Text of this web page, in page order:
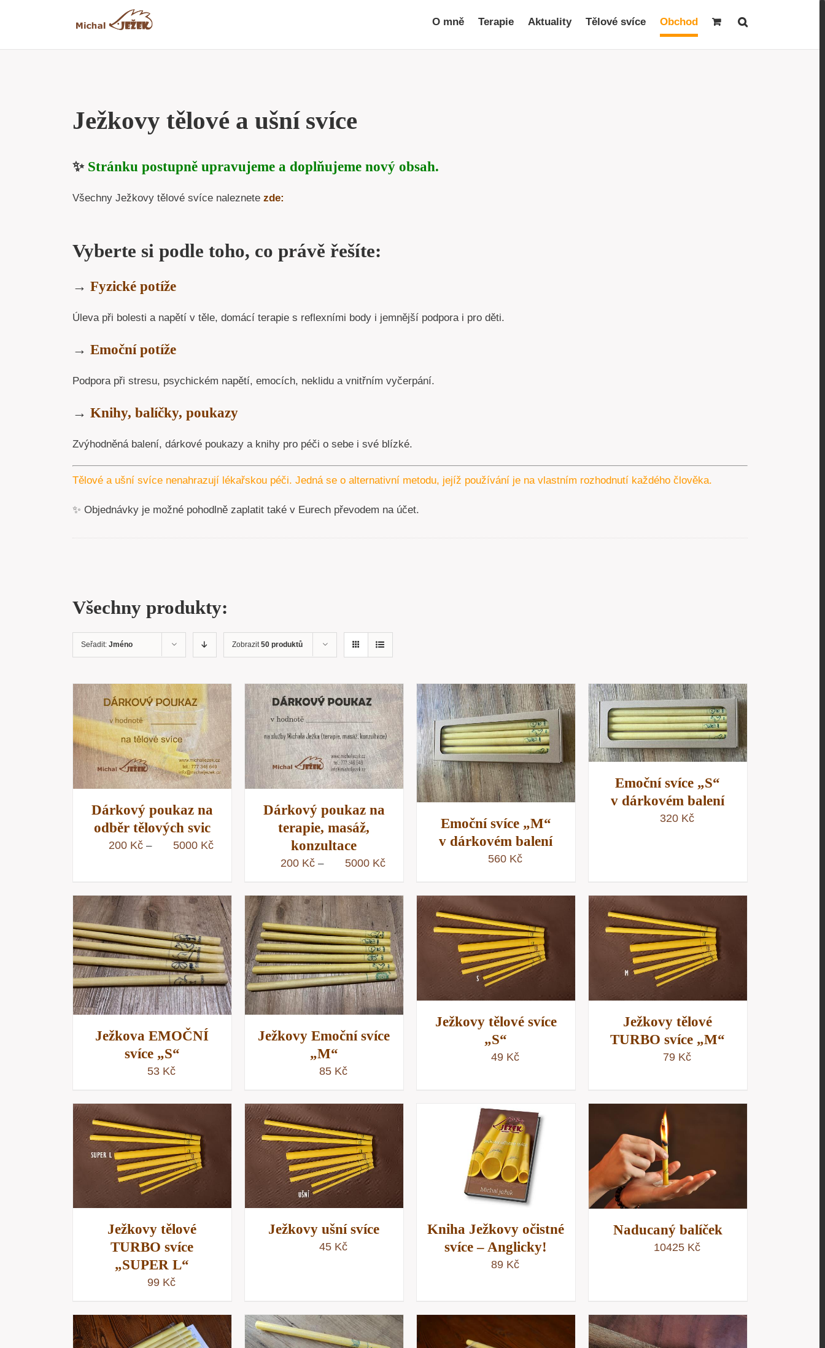
O mně Terapie Aktuality Tělové svíce Obchod
Ježkovy tělové a ušní svíce
✨ Stránku postupně upravujeme a doplňujeme nový obsah.
Všechny Ježkovy tělové svíce naleznete zde:
Vyberte si podle toho, co právě řešíte:
→ Fyzické potíže
Úleva při bolesti a napětí v těle, domácí terapie s reflexními body i jemnější podpora i pro děti.
→ Emoční potíže
Podpora při stresu, psychickém napětí, emocích, neklidu a vnitřním vyčerpání.
→ Knihy, balíčky, poukazy
Zvýhodněná balení, dárkové poukazy a knihy pro péči o sebe i své blízké.
Tělové a ušní svíce nenahrazují lékařskou péči. Jedná se o alternativní metodu, jejíž používání je na vlastním rozhodnutí každého člověka.
✨ Objednávky je možné pohodlně zaplatit také v Eurech převodem na účet.
Všechny produkty:
Seřadit: Jméno Zobrazit 50 produktů
Dárkový poukaz na
odběr tělových svic
200 Kč – 5000 KčRozpětí
až
5000 Kč
VÝBĚR MOŽNOSTÍ
RYCHLÝ NÁHLED
Dárkový poukaz na
terapie, masáž,
konzultace
200 Kč – 5000 KčRozpětí
200 Kč
až
5000 Kč
PŘIDAT DO KOŠÍKU /
RYCHLÝ NÁHLED
Emoční svíce „M“
v dárkovém balení
560 Kč
PŘIDAT DO KOŠÍKU
/
RYCHLÝ NÁHLED
Emoční svíce „S“
v dárkovém balení
320 Kč
Ježkova EMOČNÍ
svíce „S“
53 Kč
PŘIDAT DO KOŠÍKU /
RYCHLÝ NÁHLED
Ježkovy Emoční svíce
„M“
85 Kč
PŘIDAT DO KOŠÍKU /
RYCHLÝ NÁHLED
Ježkovy tělové svíce
„S“
49 Kč
PŘIDAT DO KOŠÍKU
RYCHLÝ NÁHLED
Ježkovy tělové
TURBO svíce „M“
79 Kč
Ježkovy tělové
TURBO svíce
„SUPER L“
99 Kč
PŘIDAT DO KOŠÍKU
RYCHLÝ NÁHLED
Ježkovy ušní svíce
45 Kč
PŘIDAT DO KOŠÍKU
RYCHLÝ NÁHLED
Kniha Ježkovy očistné
svíce – Anglicky!
89 Kč
PŘIDAT DO KOŠÍKU
RYCHLÝ NÁHLED
Naducaný balíček
10425 Kč